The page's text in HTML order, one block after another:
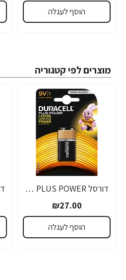
הוסף לעגלה
מוצרים לפי קטגוריה
דורסל PLUS POWER סוללות 9V אריזת 1 יחידות - מבית Duracell
₪27.00
הוסף לעגלה